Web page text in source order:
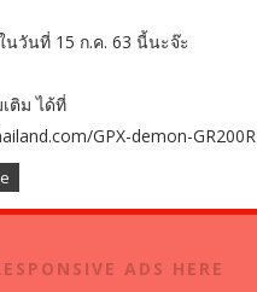
นวันที่ 15 ก.ค. 63 นี้นะจ๊ะ
ติม ได้ที่
GPX-demon-GR200R
ADS HERE